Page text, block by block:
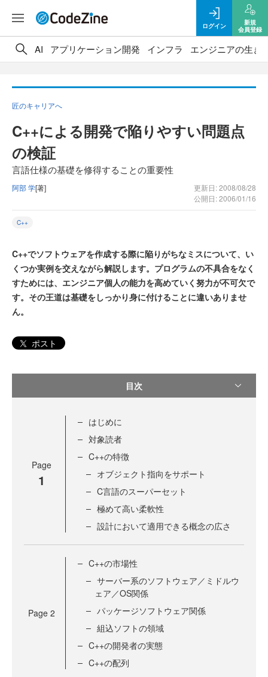
ログイン
新規
会員登録
AI アプリケーション開発 インフラ エンジニアの生き
匠のキャリアへ
C++による開発で陥りやすい問題点
の検証
言語仕様の基礎を修得することの重要性
阿部 学[著]
更新日: 2008/08/28
公開日: 2006/01/16
C++
C++でソフトウェアを作成する際に陥りがちなミスについて、い
くつか実例を交えながら解説します。プログラムの不具合をなく
すためには、エンジニア個人の能力を高めていく努力が不可欠で
す。その王道は基礎をしっかり身に付けることに違いありませ
ん。
ポスト
目次
Page
1
はじめに
対象読者
C++の特徴
オブジェクト指向をサポート
C言語のスーパーセット
極めて高い柔軟性
設計において適用できる概念の広さ
Page 2
C++の市場性
サーバー系のソフトウェア／ミドルウ
ェア／OS関係
パッケージソフトウェア関係
組込ソフトの領域
C++の開発者の実態
C++の配列